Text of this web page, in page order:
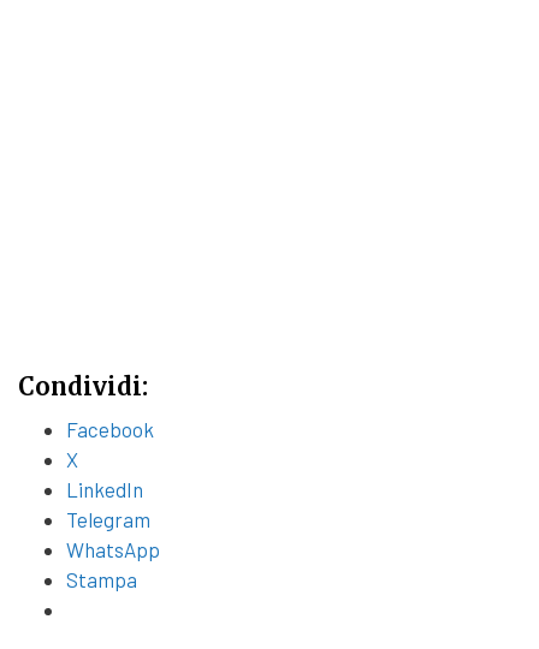
Condividi:
Facebook
X
LinkedIn
Telegram
WhatsApp
Stampa